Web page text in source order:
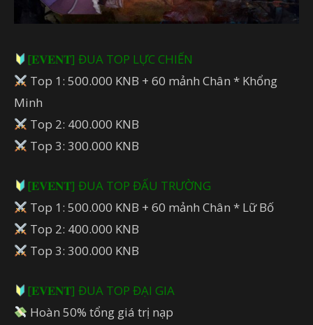
[𝐄𝐕𝐄𝐍𝐓] ĐUA TOP LỰC CHIẾN
Top 1: 500.000 KNB + 60 mảnh Chân * Khổng
Minh
Top 2: 400.000 KNB
Top 3: 300.000 KNB
[𝐄𝐕𝐄𝐍𝐓] ĐUA TOP ĐẤU TRƯỜNG
Top 1: 500.000 KNB + 60 mảnh Chân * Lữ Bố
Top 2: 400.000 KNB
Top 3: 300.000 KNB
[𝐄𝐕𝐄𝐍𝐓] ĐUA TOP ĐẠI GIA
Hoàn 50% tổng giá trị nạp